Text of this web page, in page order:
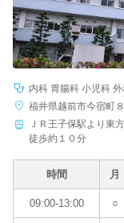
内科 胃腸科 小児科
福井県越前市今宿町８
ＪＲ王子保駅より東
徒歩約１０分
時間 月
09:00-13:00 ○